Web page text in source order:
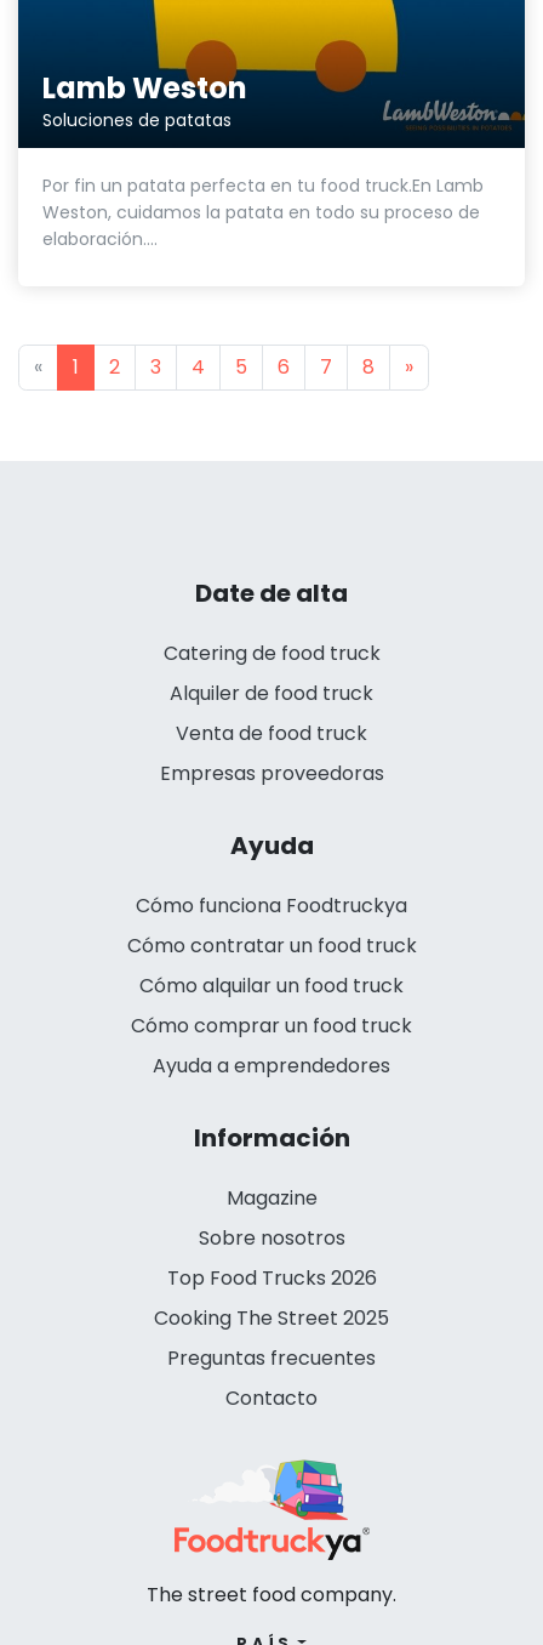
Lamb Weston
Soluciones de patatas
Por fin un patata perfecta en tu food truck.En Lamb
Weston, cuidamos la patata en todo su proceso de
elaboración....
«Previous
1 2 3 4 5 6 7 8 »Next
Date de alta
Catering de food truck
Alquiler de food truck
Venta de food truck
Empresas proveedoras
Ayuda
Cómo funciona Foodtruckya
Cómo contratar un food truck
Cómo alquilar un food truck
Cómo comprar un food truck
Ayuda a emprendedores
Información
Magazine
Sobre nosotros
Top Food Trucks 2026
Cooking The Street 2025
Preguntas frecuentes
Contacto
The street food company.